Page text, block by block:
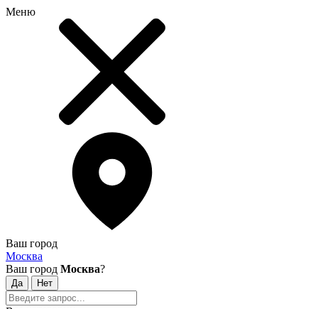
Меню
Ваш город
Москва
Ваш город Москва?